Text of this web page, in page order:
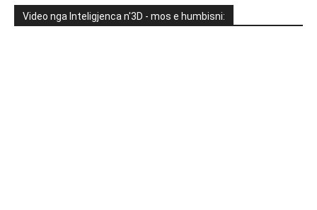
Video nga Inteligjenca n'3D - mos e humbisni: